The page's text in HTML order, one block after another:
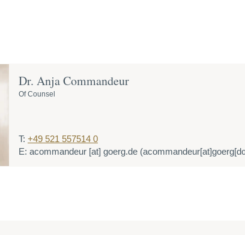
Dr. Anja Commandeur
Of Counsel
T: +49 521 557514 0
E: acommandeur [at] goerg.de